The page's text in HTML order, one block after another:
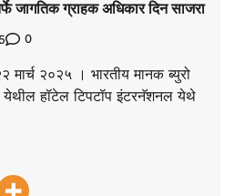
जागतिक ग्राहक अधिकार दिन साजरा
0
२०२५ । भारतीय मानक ब्युरो
हॉटेल टिपटॉप इंटरनॅशनल येथे